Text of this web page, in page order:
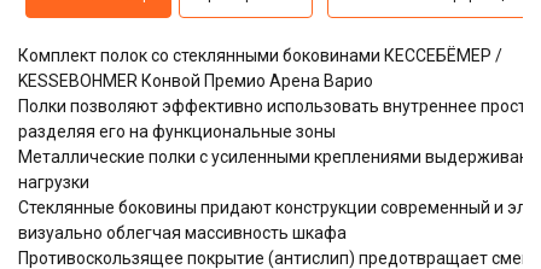
Комплект полок со стеклянными боковинами КЕССЕБЁМЕР /
KESSEBOHMER Конвой Премио Арена Варио
Полки позволяют эффективно использовать внутреннее
разделяя его на функциональные зоны
Металлические полки с усиленными креплениями
нагрузки
Стеклянные боковины придают конструкции современный и
визуально облегчая массивность шкафа
Противоскользящее покрытие (антислип) предотвращает